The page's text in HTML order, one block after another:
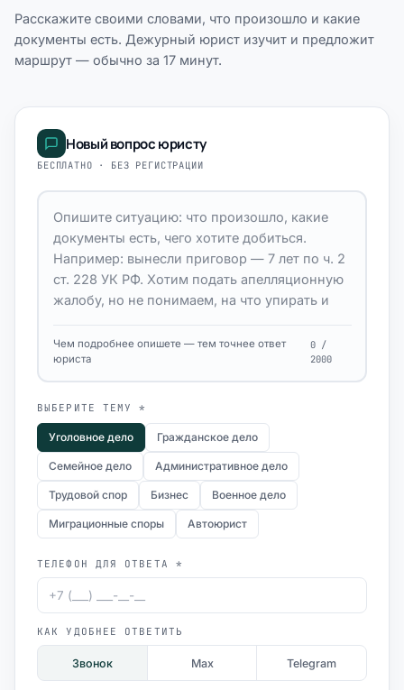
Расскажите своими словами, что произошло и какие
документы есть. Дежурный юрист изучит и предложит
маршрут — обычно за 17 минут.
Новый вопрос юристу
БЕСПЛАТНО · БЕЗ РЕГИСТРАЦИИ
Чем подробнее опишете — тем точнее ответ
юриста
0 /
2000
ВЫБЕРИТЕ ТЕМУ *
Уголовное дело Гражданское дело
Семейное дело Административное дело
Трудовой спор Бизнес Военное дело
Миграционные споры Автоюрист
ТЕЛЕФОН ДЛЯ ОТВЕТА *
КАК УДОБНЕЕ ОТВЕТИТЬ
Звонок Max Telegram